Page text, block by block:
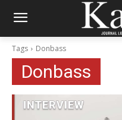
Tags Donbass
Donbass